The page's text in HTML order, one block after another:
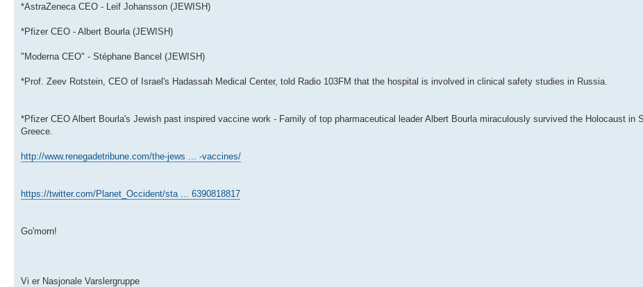
*AstraZeneca CEO - Leif Johansson (JEWISH)
*Pfizer CEO - Albert Bourla (JEWISH)
"Moderna CEO" - Stéphane Bancel (JEWISH)
*Prof. Zeev Rotstein, CEO of Israel's Hadassah Medical Center, told Radio 103FM that the hospital is involved in clinical safety studies in Russia.
*Pfizer CEO Albert Bourla's Jewish past inspired vaccine work - Family of top pharmaceutical leader Albert Bourla miraculously survived the Holocaust in
Greece.
http://www.renegadetribune.com/the-jews ... -vaccines/
https://twitter.com/Planet_Occident/sta ... 6390818817
Go'morn!
Vi er Nasjonale Varslergruppe